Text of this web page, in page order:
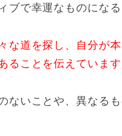
ブで幸運なものになる
な道を探し、自分が
ることを伝えています
ないことや、異なる